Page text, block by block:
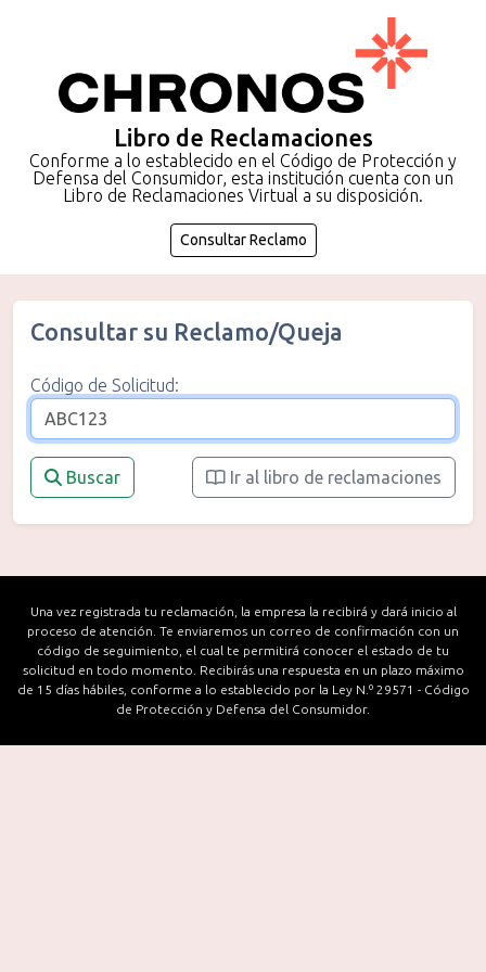
Libro de Reclamaciones
Conforme a lo establecido en el Código de Protección y
Defensa del Consumidor, esta institución cuenta con un
Libro de Reclamaciones Virtual a su disposición.
Consultar Reclamo
Consultar su Reclamo/Queja
Código de Solicitud:
Buscar Ir al libro de reclamaciones
Una vez registrada tu reclamación, la empresa la recibirá y dará inicio al
proceso de atención. Te enviaremos un correo de confirmación con un
código de seguimiento, el cual te permitirá conocer el estado de tu
solicitud en todo momento. Recibirás una respuesta en un plazo máximo
de 15 días hábiles, conforme a lo establecido por la Ley N.º 29571 - Código
de Protección y Defensa del Consumidor.